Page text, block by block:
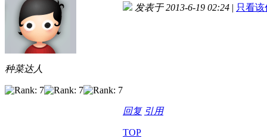
种菜达人
发表于 2013-6-19 02:24 | 只看该
回复 引用
TOP